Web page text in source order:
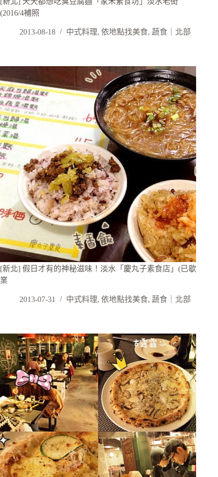
(2016/4補照
2013-08-18 中式料理, 依地點找美食, 蔬食｜北部
[新北] 假日才有的神秘滋味！淡水「慶丸子素食店」(已歇
業
2013-07-31 中式料理, 依地點找美食, 蔬食｜北部